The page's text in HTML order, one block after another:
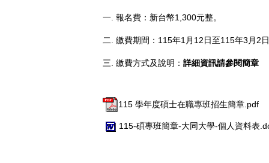
一. 報名費：新台幣1,300元整。
二. 繳費期間：115年1月12日至115年3月2日
三. 繳費方式及說明： 詳細資訊請參閱簡章
115 學年度碩士在職專班招生簡章.pdf
115-碩專班簡章-大同大學-個人資料表